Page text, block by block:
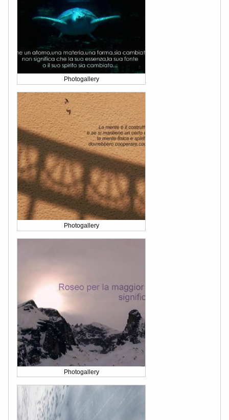
Photogallery
Photogallery
Photogallery